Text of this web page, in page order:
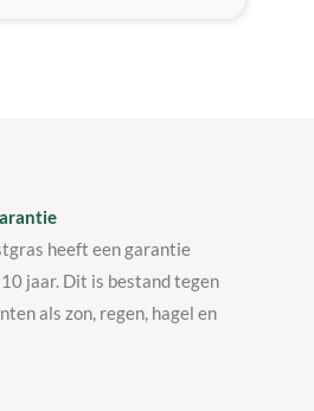
heeft een garantie
jaar. Dit is bestand tegen
als zon, regen, hagel en